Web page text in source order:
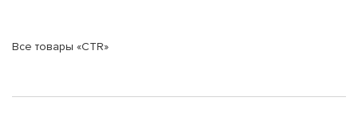
Все товары «CTR»